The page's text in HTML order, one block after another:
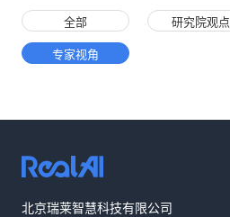
全部 研究院观点
专家视角
北京瑞莱智慧科技有限公司